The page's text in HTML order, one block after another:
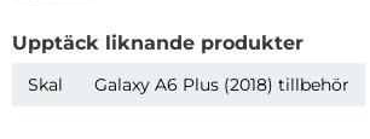
Upptäck liknande produkter
Skal Galaxy A6 Plus (2018) tillbehör